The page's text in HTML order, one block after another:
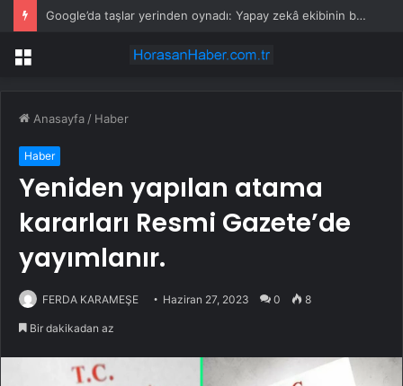
Google’da taşlar yerinden oynadı: Yapay zekâ ekibinin başında artık bir Türk var
Menü
Anasayfa / Haber
Haber
Yeniden yapılan atama
kararları Resmi Gazete’de
yayımlanır.
FERDA KARAMEŞE Haziran 27, 2023 0 8
Bir dakikadan az